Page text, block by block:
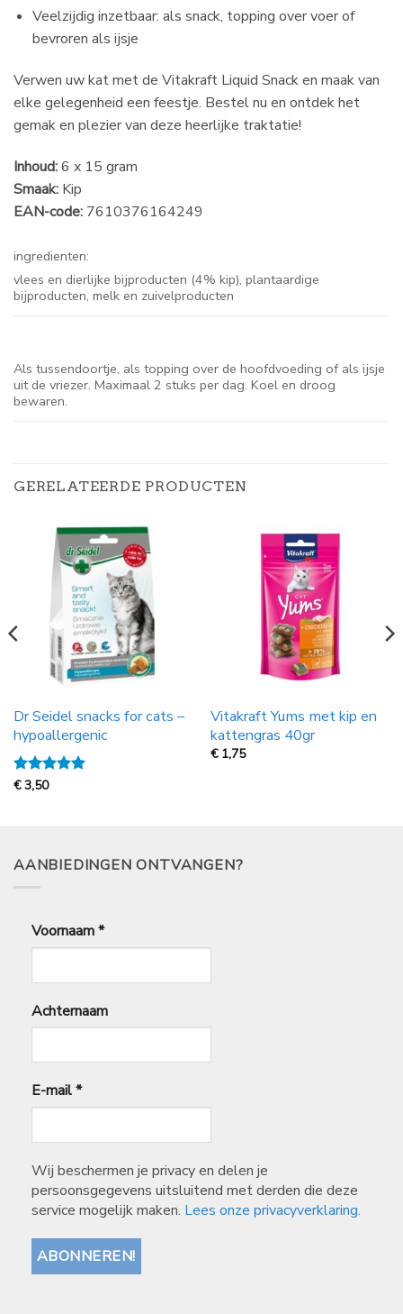
Veelzijdig inzetbaar: als snack, topping over voer of
bevroren als ijsje
Verwen uw kat met de Vitakraft Liquid Snack en maak van
elke gelegenheid een feestje. Bestel nu en ontdek het
gemak en plezier van deze heerlijke traktatie!
Inhoud:6 x 15 gram
Smaak: Kip
EAN-code: 7610376164249
ingredienten:
vlees en dierlijke bijproducten (4% kip), plantaardige
bijproducten, melk en zuivelproducten
Als tussendoortje, als topping over de hoofdvoeding of als ijsje
uit de vriezer. Maximaal 2 stuks per dag. Koel en droog
bewaren.
GERELATEERDE PRODUCTEN
Dr Seidel snacks for cats –
hypoallergenic
Gewaardeerd
€3,50
Vitakraft Yums met kip en
kattengras 40gr
€ 1,75
AANBIEDINGEN ONTVANGEN?
Voornaam*
Achternaam
E-mail*
Wij beschermen je privacy en delen je
persoonsgegevens uitsluitend met derden die deze
service mogelijk maken. Lees onze privacyverklaring.